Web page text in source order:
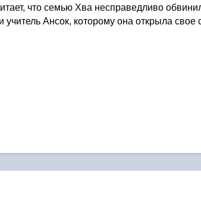
что семью Хва несправедливо
Ансок, которому она открыла свое